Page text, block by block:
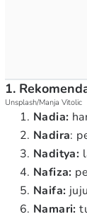
1.
Unsplash/Manja Vitolic
Nadia:
Nadira:
Naditya:
Nafiza:
Naifa:
Namari: